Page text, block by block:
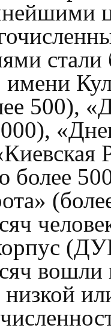
стали
имени
500),
более
вошли